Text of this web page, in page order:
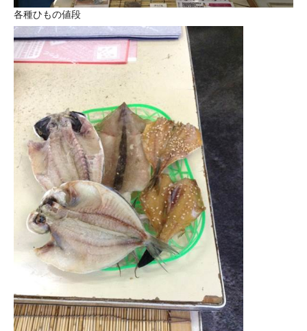
各種ひもの値段